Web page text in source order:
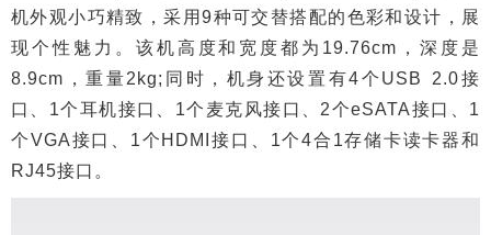
机外观小巧精致，采用9种可交替搭配的色彩和设计，展
现个性魅力。该机高度和宽度都为19.76cm，深度是
8.9cm，重量2kg;同时，机身还设置有4个USB 2.0接
口、1个耳机接口、1个麦克风接口、2个eSATA接口、1
个VGA接口、1个HDMI接口、1个4合1存储卡读卡器和
RJ45接口。